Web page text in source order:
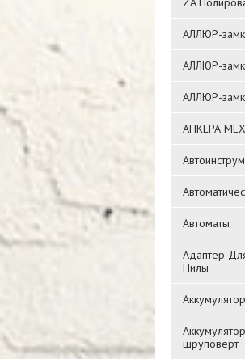
АЛЛЮР-
АЛЛЮР-
АЛЛЮР-
АНКЕРА
Автоматы
Адаптер
Пилы
Аккумулятор
шруповерт